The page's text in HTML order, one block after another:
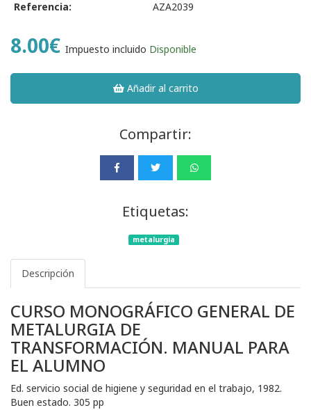
Referencia: AZA2039
8.00€ Impuesto incluido Disponible
Añadir al carrito
Compartir:
Etiquetas:
metalurgia
Descripción
CURSO MONOGRÁFICO GENERAL DE
METALURGIA DE
TRANSFORMACIÓN. MANUAL PARA
EL ALUMNO
Ed. servicio social de higiene y seguridad en el trabajo, 1982.
Buen estado. 305 pp